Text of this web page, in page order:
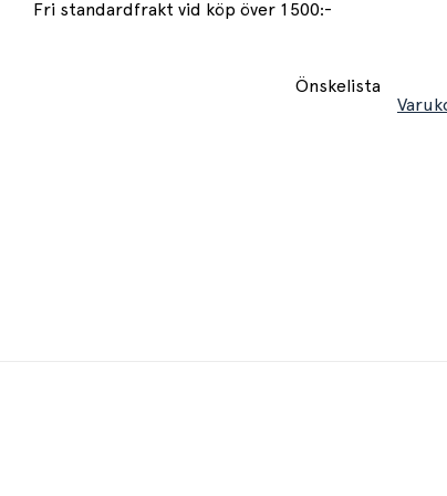
Fri standardfrakt vid köp över 1500:-
Önskelista